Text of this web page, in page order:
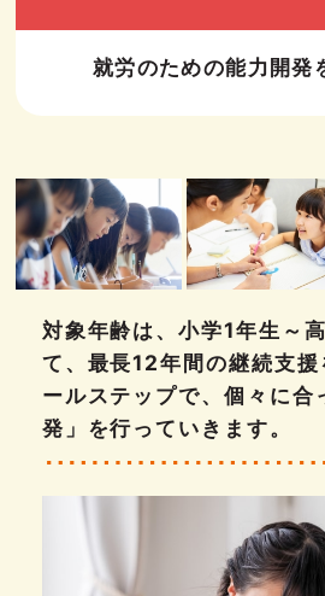
就労のための能力開発
対象年齢は、小学1年生～
て、最長12年間の継続支援
ールステップで、個々に合
発」を行っていきます。